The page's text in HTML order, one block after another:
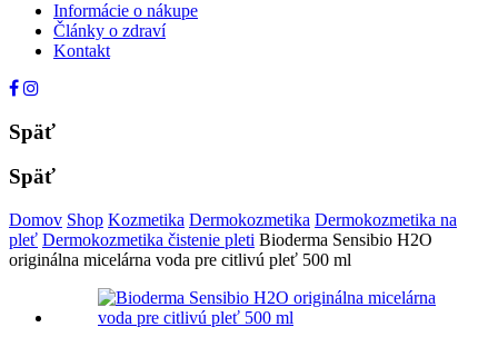
Informácie o nákupe
Články o zdraví
Kontakt
Späť
Späť
Domov Shop Kozmetika Dermokozmetika Dermokozmetika na
pleť Dermokozmetika čistenie pleti Bioderma Sensibio H2O
originálna micelárna voda pre citlivú pleť 500 ml